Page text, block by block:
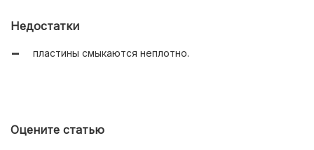
Недостатки
пластины смыкаются неплотно.
Оцените статью